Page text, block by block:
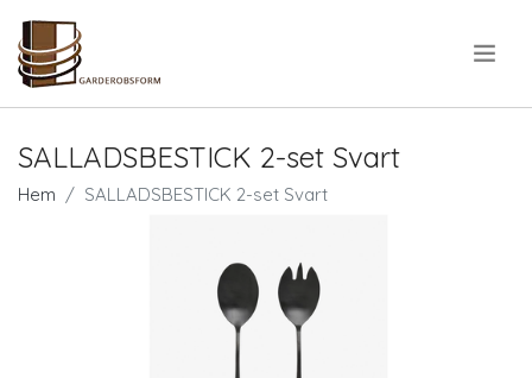
SALLADSBESTICK 2-set Svart
Hem SALLADSBESTICK 2-set Svart